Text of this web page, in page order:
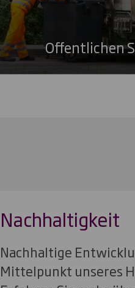
Offentlichen
Nachhaltigkeit
Nachhaltige
Mittelpunkt unseres